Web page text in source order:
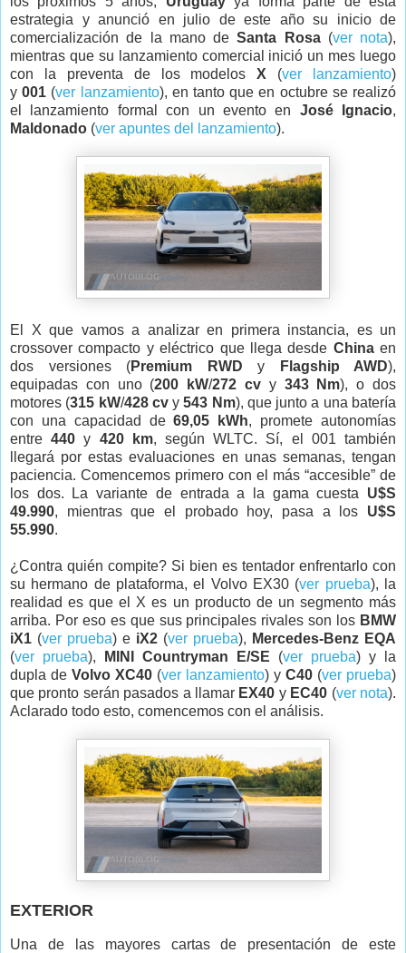
estrategia y anunció en julio de este año su inicio de
comercialización de la mano deSanta Rosa(ver nota),
mientras que su lanzamiento comercial inició un mes luego
con la preventa de los modelosX (ver lanzamiento)
y001 (ver lanzamiento), en tanto que en octubre se realizó
el lanzamiento formal con un evento en José Ignacio,
Maldonado (ver apuntes del lanzamiento).
El X que vamos a analizar en primera instancia, es un
crossover compacto y eléctrico que llega desde Chinaen
dos versiones (Premium RWD y Flagship AWD),
equipadas con uno (200 kW/272 cv y 343 Nm), o dos
motores (315 kW/428 cvy543 Nm), que junto a una batería
con una capacidad de69,05 kWh, promete autonomías
entre440 y 420 km, según WLTC. Sí, el 001 también
llegará por estas evaluaciones en unas semanas, tengan
paciencia. Comencemos primero con el más “accesible” de
los dos. La variante de entrada a la gama cuesta U$S
49.990, mientras que el probado hoy, pasa a los U$S
55.990.
¿Contra quién compite? Si bien es tentador enfrentarlo con
su hermano de plataforma, el Volvo EX30 (ver prueba), la
realidad es que el X es un producto de un segmento más
arriba. Por eso es que sus principales rivales son los BMW
iX1 (ver prueba) e iX2 (ver prueba), Mercedes-Benz EQA
(ver prueba), MINI Countryman E/SE (ver prueba) y la
dupla de Volvo XC40 (ver lanzamiento) y C40 (ver prueba)
que pronto serán pasados a llamar EX40 y EC40 (ver nota).
Aclarado todo esto, comencemos con el análisis.
EXTERIOR
Una de las mayores cartas de presentación de este